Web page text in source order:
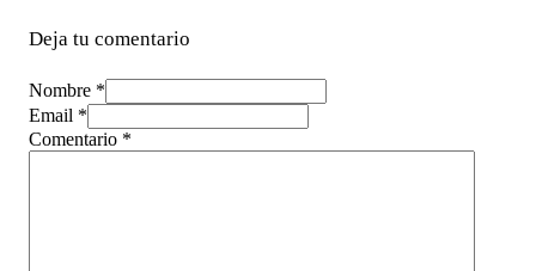
Deja tu comentario
Nombre *
Email *
Comentario *